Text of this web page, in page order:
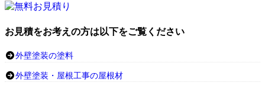
お見積をお考えの方は以下をご覧ください
外壁塗装の塗料
外壁塗装・屋根工事の屋根材